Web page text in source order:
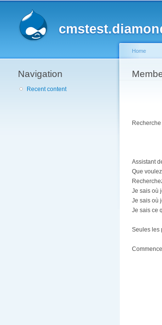
Navigation
Recent content
You
Home
Assistant
Que
Je sais où
Je sais où
Je sais ce
Seules les